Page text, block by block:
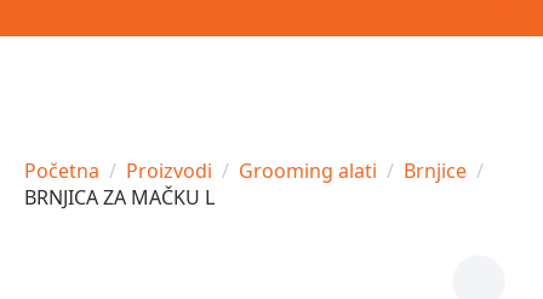
Početna Proizvodi Grooming alati
Brnjice
BRNJICA ZA MAČKU L